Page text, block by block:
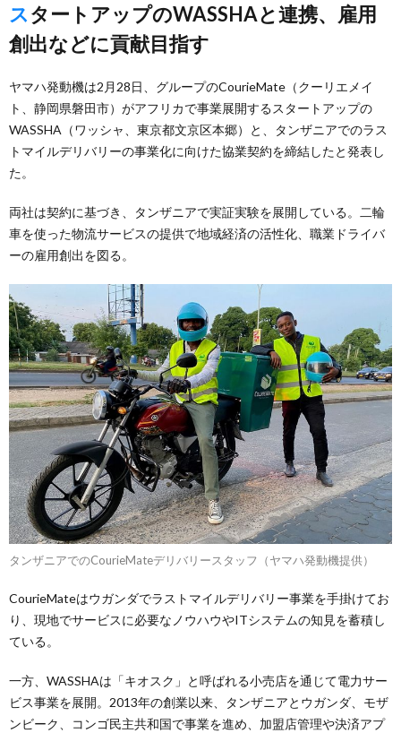
スタートアップのWASSHAと連携、雇用
創出などに貢献目指す
ヤマハ発動機は2月28日、グループのCourieMate（クーリエメイ
ト、静岡県磐田市）がアフリカで事業展開するスタートアップの
WASSHA（ワッシャ、東京都文京区本郷）と、タンザニアでのラス
トマイルデリバリーの事業化に向けた協業契約を締結したと発表し
た。
両社は契約に基づき、タンザニアで実証実験を展開している。二輪
車を使った物流サービスの提供で地域経済の活性化、職業ドライバ
ーの雇用創出を図る。
タンザニアでのCourieMateデリバリースタッフ（ヤマハ発動機提供）
CourieMateはウガンダでラストマイルデリバリー事業を手掛けてお
り、現地でサービスに必要なノウハウやITシステムの知見を蓄積し
ている。
一方、WASSHAは「キオスク」と呼ばれる小売店を通じて電力サー
ビス事業を展開。2013年の創業以来、タンザニアとウガンダ、モザ
ンビーク、コンゴ民主共和国で事業を進め、加盟店管理や決済アプ